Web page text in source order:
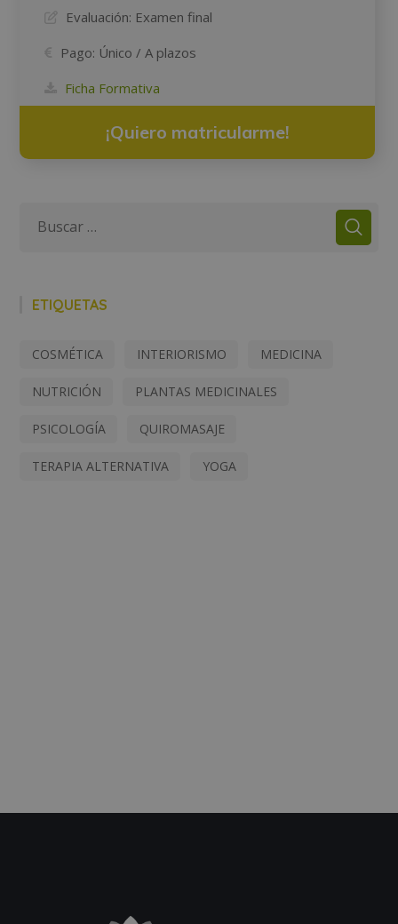
Evaluación: Examen final
Pago: Único / A plazos
Ficha Formativa
¡Quiero matricularme!
ETIQUETAS
COSMÉTICA INTERIORISMO MEDICINA
NUTRICIÓN PLANTAS MEDICINALES
PSICOLOGÍA QUIROMASAJE
TERAPIA ALTERNATIVA YOGA